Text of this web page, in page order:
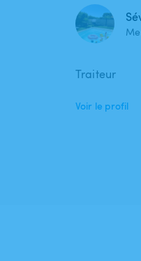
Traiteur
Voir le profil